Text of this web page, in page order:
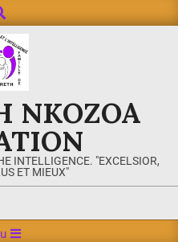
NKOZOA
INTELLIGENCE. "EXCELSIOR,
ET MIEUX"